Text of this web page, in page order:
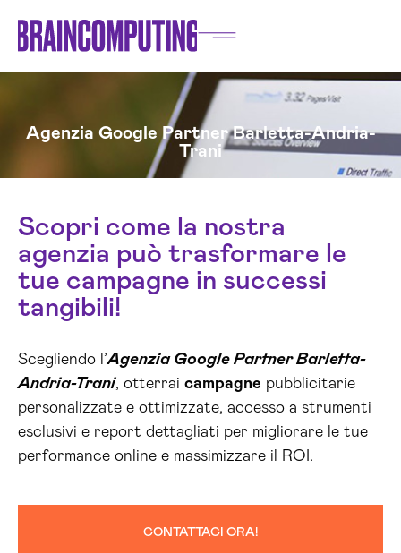
Agenzia Google Partner Barletta-Andria-
Trani
Scopri come la nostra
agenzia può trasformare le
tue campagne in successi
tangibili!
Scegliendo l’Agenzia Google Partner Barletta-
Andria-Trani, otterrai campagne pubblicitarie
personalizzate e ottimizzate, accesso a strumenti
esclusivi e report dettagliati per migliorare le tue
performance online e massimizzare il ROI.
CONTATTACI ORA!